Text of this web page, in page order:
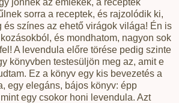
sorra a receptek, és rajzolódik ki,
és színes az ehető virágok világa! Én is
és mondhatom, nagyon sok
A levendula előre törése pedig szinte
könyvben testesüljön meg az, amit e
Ez a könyv egy kis bevezetés a
egy elegáns, bájos könyv: épp
egy csokor honi levendula. Azt